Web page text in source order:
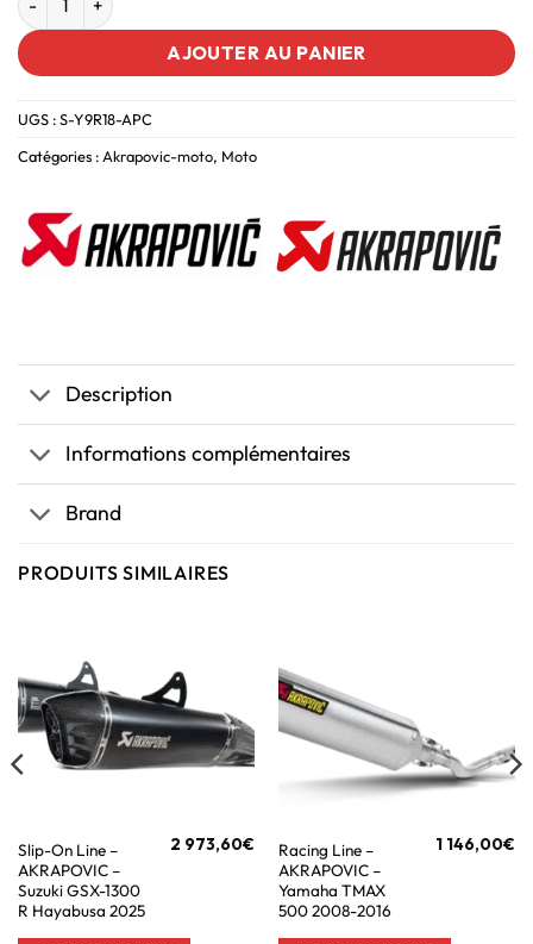
AJOUTER AU PANIER
UGS :S-Y9R18-APC
Catégories :Akrapovic-moto, Moto
Description
Informations complémentaires
Brand
PRODUITS SIMILAIRES
Slip-On Line –
AKRAPOVIC –
Suzuki GSX-1300
R Hayabusa 2025
2 973,60€
Racing Line –
AKRAPOVIC –
Yamaha TMAX
500 2008-2016
1 146,00€